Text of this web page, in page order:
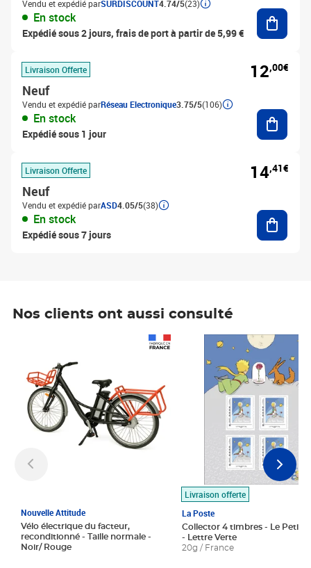
Vendu et expédié parSURDISCOUNT4.74/5(23)
En stock
Expédié sous 2 jours, frais de port à partir de 5,99 €
Livraison Offerte
Neuf
Vendu et expédié parRéseau Electronique3.75/5(106)
En stock
Expédié sous 1 jour
12,00€
Livraison Offerte
Neuf
Vendu et expédié parASD4.05/5(38)
En stock
Expédié sous 7 jours
14,41€
Nos clients ont aussi consulté
Nouvelle Attitude
Vélo électrique du facteur,
reconditionné - Taille normale -
Noir/ Rouge
Livraison offerte
La Poste
Collector 4 timbres - Le Petit
- Lettre Verte
20g / France
Prix 7,50€